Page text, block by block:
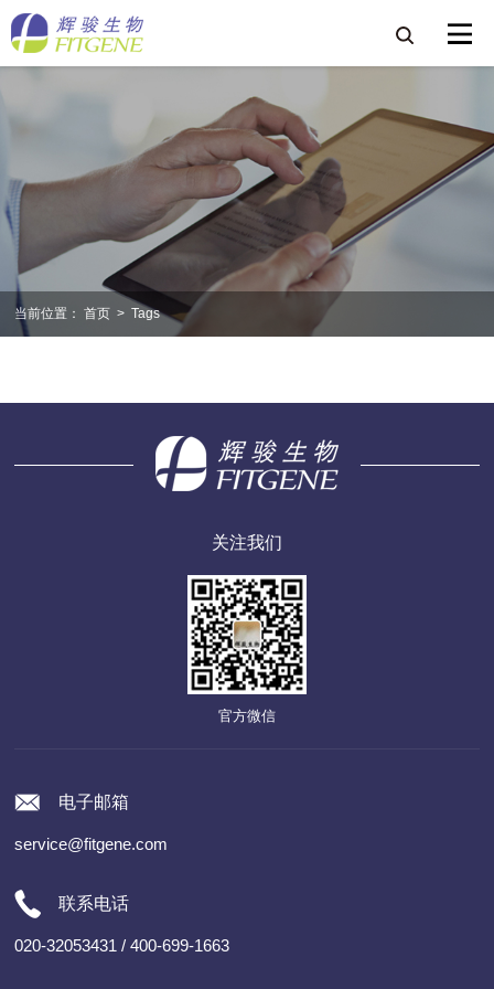
当前位置： 首页 > Tags
关注我们
官方微信
电子邮箱
service@fitgene.com
联系电话
020-32053431 / 400-699-1663